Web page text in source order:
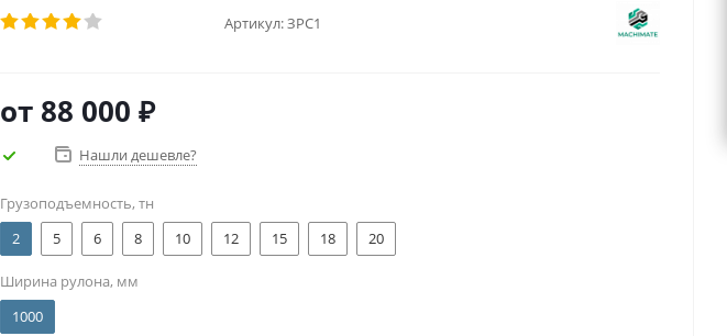
Артикул:ЗРС1
от 88 000 ₽
Нашли дешевле?
Грузоподъемность, тн
2
5 6 8 10 12 15 18 20
Ширина рулона, мм
1000